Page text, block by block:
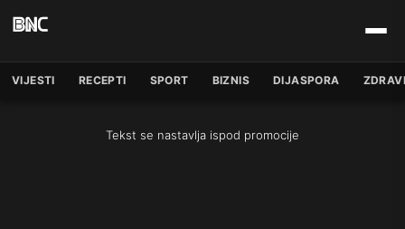
VIJESTI RECEPTI SPORT BIZNIS DIJASPORA
Tekst se nastavlja ispod promocije